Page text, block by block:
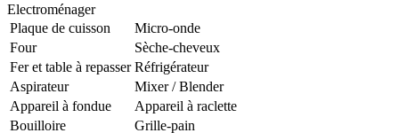
Electroménager
Plaque de cuisson
Micro-onde
Four
Sèche-cheveux
Fer et table à repasser Réfrigérateur
Aspirateur
Mixer / Blender
Appareil à fondue
Appareil à raclette
Bouilloire
Grille-pain